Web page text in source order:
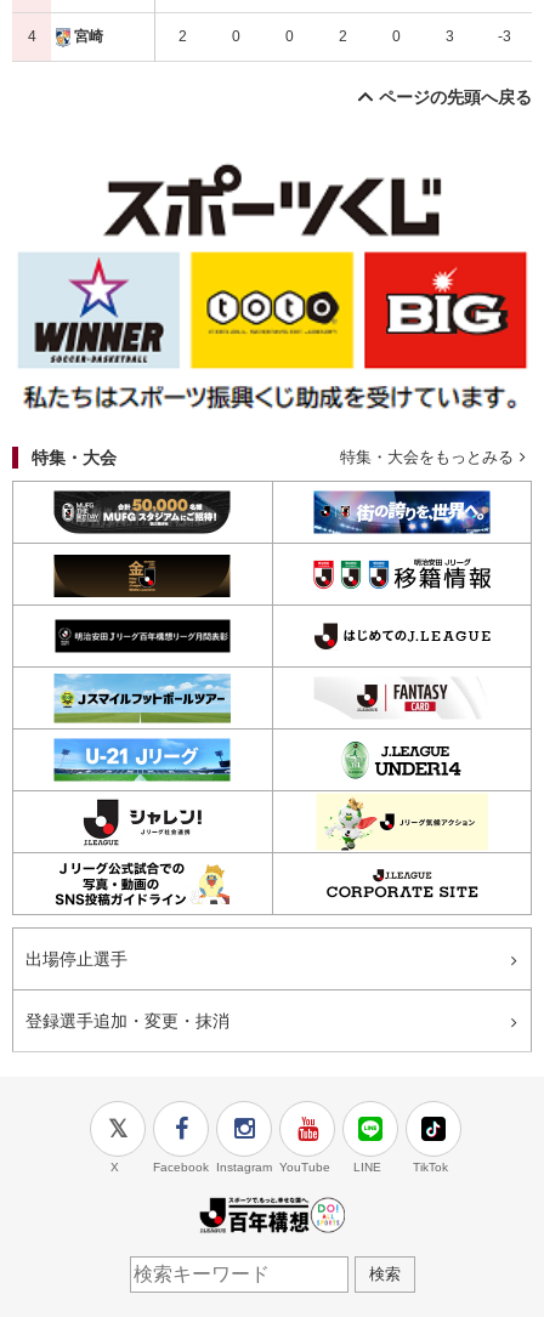
4 宮崎 2 0 0 2 0 3 -3
ページの先頭へ戻る
特集・大会 特集・大会をもっとみる
出場停止選手
登録選手追加・変更・抹消
X Facebook Instagram YouTube LINE TikTok
検索